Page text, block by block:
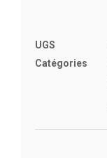
client
UGS
Catégories